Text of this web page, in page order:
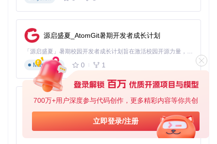
700万+用户深度参与代码创作，更多精彩内容等你共创
立即登录/注册
源启盛夏_AtomGit暑期开发者成长计划
「源启盛夏」暑期校园开发者成长计划旨在激活校园开源力量，通过积分激励、认证扶持、资源倾斜等形式，引导高校组织和开发者完成「入驻 — 建项目 — 做贡献 — 获认证 — 得资源」的完整闭环。无论你是想带领社团入驻平台的组织者，还是希望用代码贡献证明自己的开发者，都能在这里找到属于你的成长路径。
Markdown
0 1
py-xiaozhi
基于Python的Xiaozhi AI，适用于想要完整Xiaozhi体验而无需拥有专用硬件的用户。
Python
0 1